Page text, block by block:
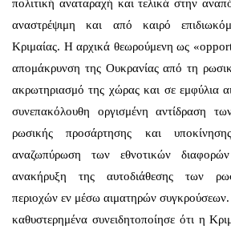
πολιτική αναταραχή και τελικά στην
αναστρέψιμη και από καιρό
Κριμαίας. Η αρχικά θεωρούμενη ως
απομάκρυνση της Ουκρανίας από τη
ακρωτηριασμό της χώρας και σε εμφύλια
συνεπακόλουθη οργισμένη αντίδραση
ρωσικής προσάρτησης και
αναζωπύρωση των εθνοτικών
ανακήρυξη της αυτοδιάθεσης των
περιοχών εν μέσω αιματηρών
καθυστερημένα συνειδητοποίησε ότι η